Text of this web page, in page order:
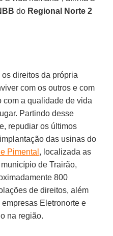
do Regional Norte 2
direitos da própria
com os outros e com
com a qualidade de vida
Partindo desse
repudiar os últimos
das usinas do
Pimental , localizada as
de Trairão,
800
de direitos, além
Eletronorte e
na região.